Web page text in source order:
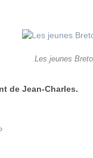
Les jeunes
de Jean-Charles.